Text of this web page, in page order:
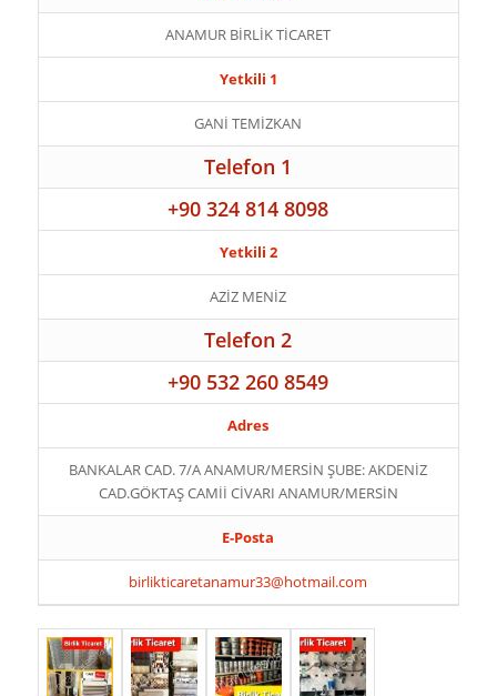
ANAMUR BİRLİK TİCARET
Yetkili 1
GANİ TEMİZKAN
Telefon 1
+90 324 814 8098
Yetkili 2
AZİZ MENİZ
Telefon 2
+90 532 260 8549
Adres
BANKALAR CAD. 7/A ANAMUR/MERSİN ŞUBE: AKDENİZ
CAD.GÖKTAŞ CAMİİ CİVARI ANAMUR/MERSİN
E-Posta
birlikticaretanamur33@hotmail.com